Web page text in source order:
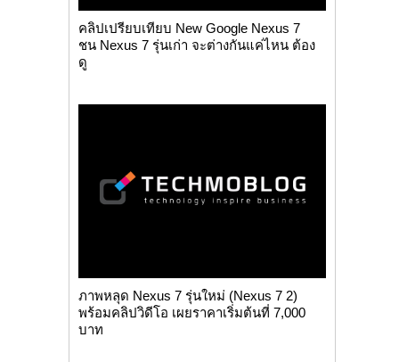
คลิปเปรียบเทียบ New Google Nexus 7
ชน Nexus 7 รุ่นเก่า จะต่างกันแค่ไหน ต้อง
ดู
ภาพหลุด Nexus 7 รุ่นใหม่ (Nexus 7 2)
พร้อมคลิปวิดีโอ เผยราคาเริ่มต้นที่ 7,000
บาท